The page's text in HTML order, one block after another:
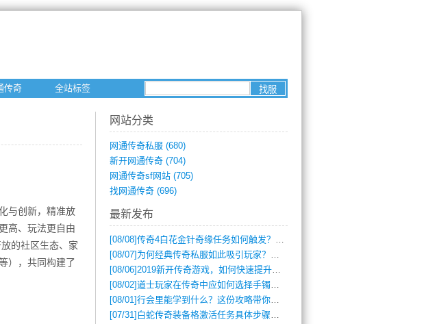
传奇 全站标签
与创新，精准放
高、玩法更自由
的社区生态、家
），共同构建了
网站分类
网通传奇私服 (680)
新开网通传奇 (704)
网通传奇sf网站 (705)
找网通传奇 (696)
最新发布
[08/08]传奇4白花金针奇缘任务如何触发？完整攻略解析
[08/07] 为何经典传奇私服如此吸引玩家？深度攻略解析
[08/06]2019新开传奇游戏，如何快速提升角色等级？
[08/02]道士玩家在传奇中应如何选择手镯装备？
[08/01]行会里能学到什么？这份攻略带你全掌握
[07/31] 白蛇传奇装备格激活任务具体步骤是什么？如何完成？